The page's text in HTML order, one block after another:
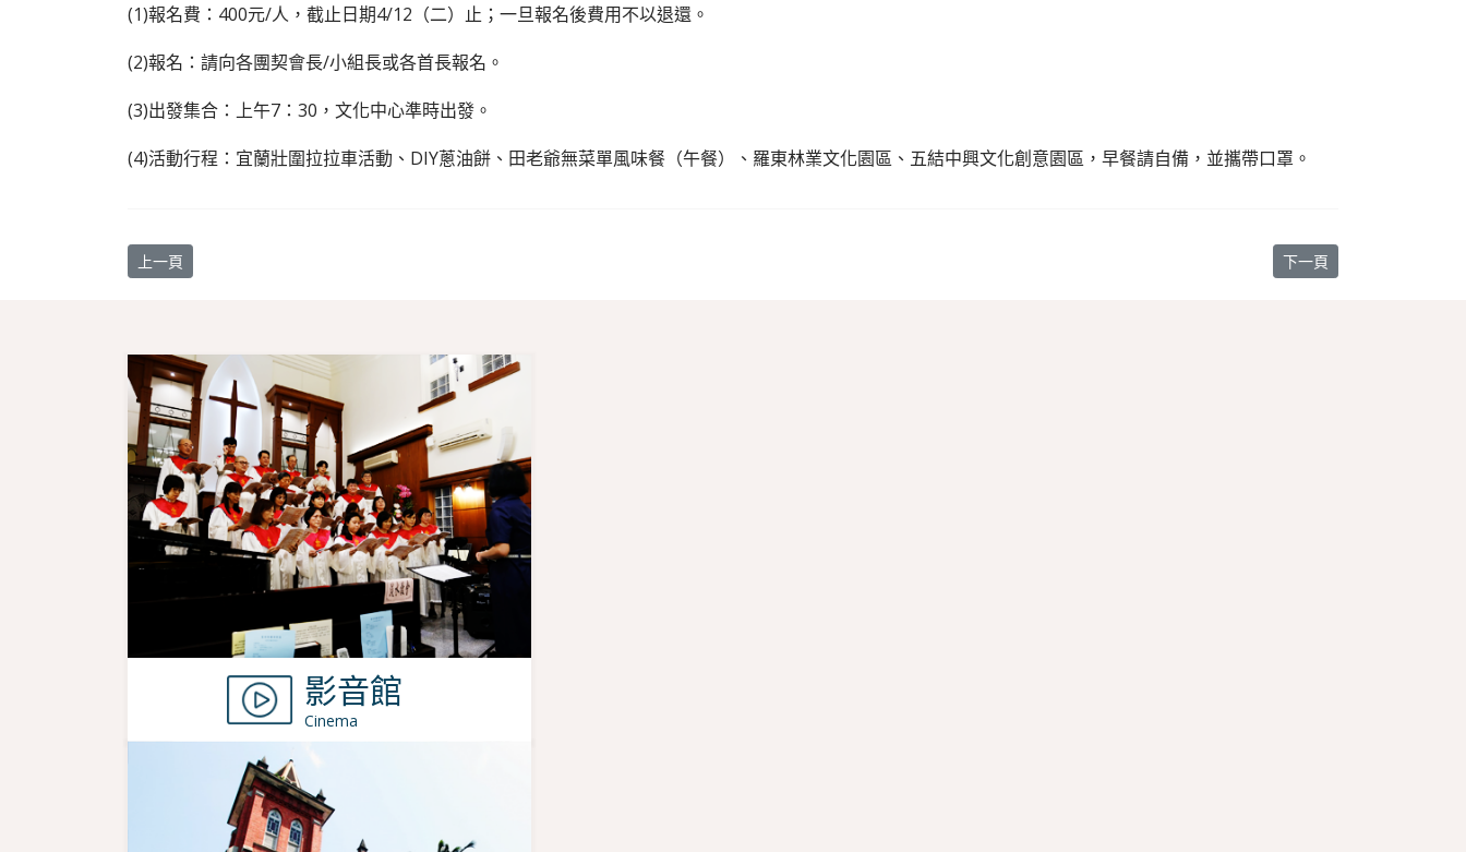
(1)報名費：400元/人，截止日期4/12（二）止；一旦報名後費用不以退還。
(2)報名：請向各團契會長/小組長或各首長報名。
(3)出發集合：上午7：30，文化中心準時出發。
(4)活動行程：宜蘭壯圍拉拉車活動、DIY蔥油餅、田老爺無菜單風味餐（午餐）、羅東林業文化園區、五結中興文化創意園區，早餐請自備，並攜帶口罩。
上一篇文章: 【教會消息】4/24 發放2021年奉獻證明
上一頁 下一篇文章: 【教會消息
下一頁
影音館
Cinema